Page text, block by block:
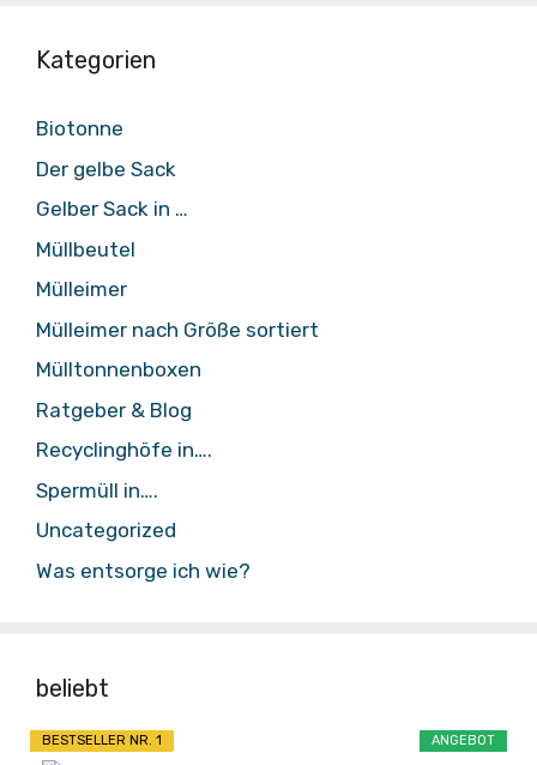
Kategorien
Biotonne
Der gelbe Sack
Gelber Sack in …
Müllbeutel
Mülleimer
Mülleimer nach Größe sortiert
Mülltonnenboxen
Ratgeber & Blog
Recyclinghöfe in….
Spermüll in….
Uncategorized
Was entsorge ich wie?
beliebt
ANGEBOT
BESTSELLER NR. 1